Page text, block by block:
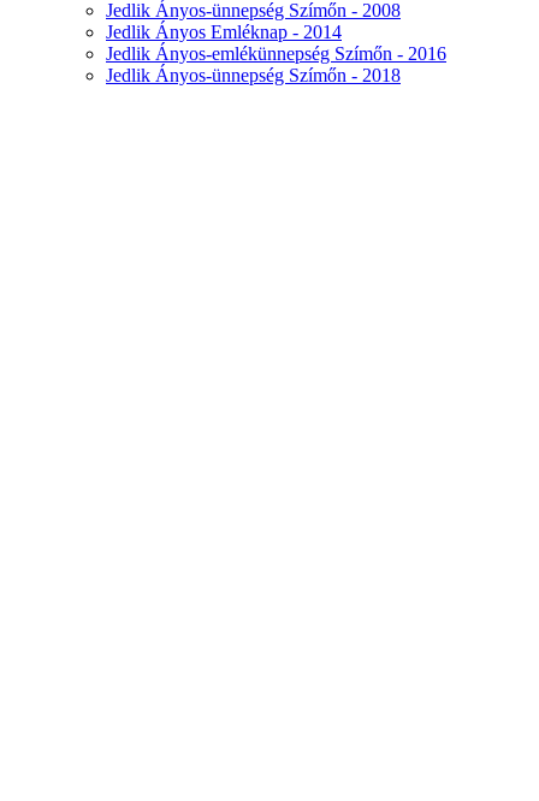
Jedlik Ányos-ünnepség Szímőn - 2008
Jedlik Ányos Emléknap - 2014
Jedlik Ányos-emlékünnepség Szímőn - 2016
Jedlik Ányos-ünnepség Szímőn - 2018